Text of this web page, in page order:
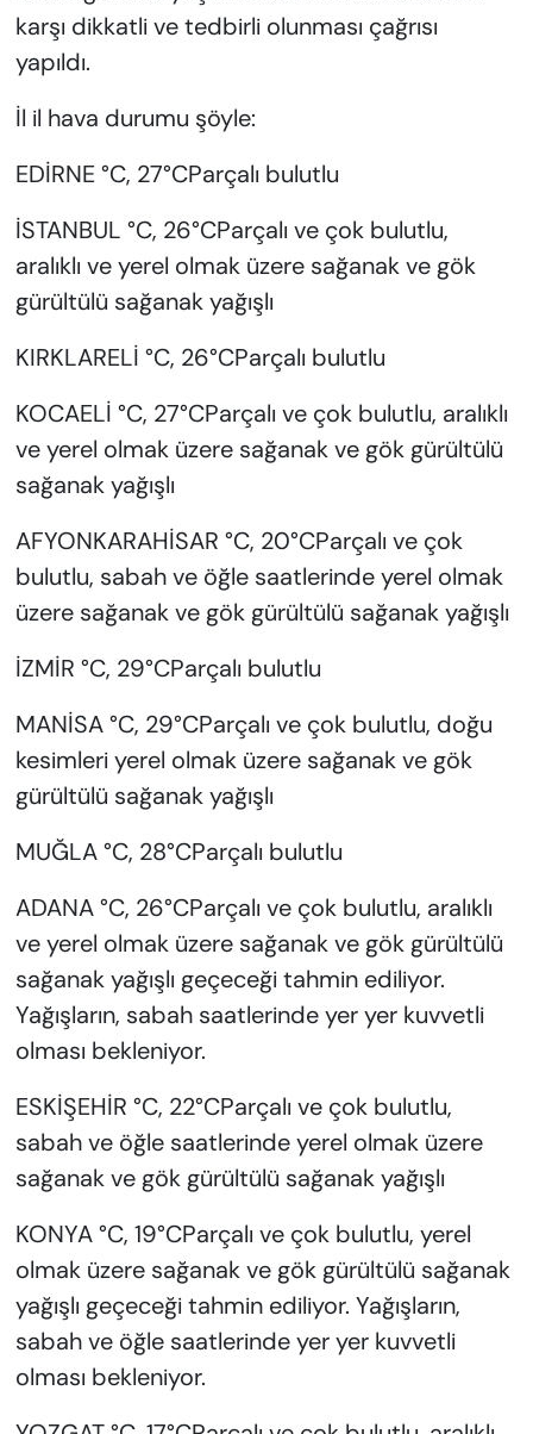
karşı dikkatli ve tedbirli olunması çağrısı
yapıldı.
İl il hava durumu şöyle:
EDİRNE °C, 27°CParçalı bulutlu
İSTANBUL °C, 26°CParçalı ve çok bulutlu,
aralıklı ve yerel olmak üzere sağanak ve gök
gürültülü sağanak yağışlı
KIRKLARELİ °C, 26°CParçalı bulutlu
KOCAELİ °C, 27°CParçalı ve çok bulutlu, aralıklı
ve yerel olmak üzere sağanak ve gök gürültülü
sağanak yağışlı
AFYONKARAHİSAR °C, 20°CParçalı ve çok
bulutlu, sabah ve öğle saatlerinde yerel olmak
üzere sağanak ve gök gürültülü sağanak yağışlı
İZMİR °C, 29°CParçalı bulutlu
MANİSA °C, 29°CParçalı ve çok bulutlu, doğu
kesimleri yerel olmak üzere sağanak ve gök
gürültülü sağanak yağışlı
MUĞLA °C, 28°CParçalı bulutlu
ADANA °C, 26°CParçalı ve çok bulutlu, aralıklı
ve yerel olmak üzere sağanak ve gök gürültülü
sağanak yağışlı geçeceği tahmin ediliyor.
Yağışların, sabah saatlerinde yer yer kuvvetli
olması bekleniyor.
ESKİŞEHİR °C, 22°CParçalı ve çok bulutlu,
sabah ve öğle saatlerinde yerel olmak üzere
sağanak ve gök gürültülü sağanak yağışlı
KONYA °C, 19°CParçalı ve çok bulutlu, yerel
olmak üzere sağanak ve gök gürültülü sağanak
yağışlı geçeceği tahmin ediliyor. Yağışların,
sabah ve öğle saatlerinde yer yer kuvvetli
olması bekleniyor.